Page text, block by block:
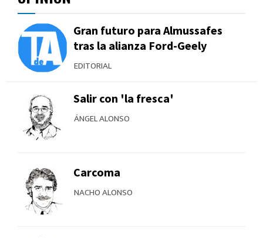
Gran futuro para Almussafes
tras la alianza Ford-Geely
EDITORIAL
Salir con 'la fresca'
ÁNGEL ALONSO
Carcoma
NACHO ALONSO